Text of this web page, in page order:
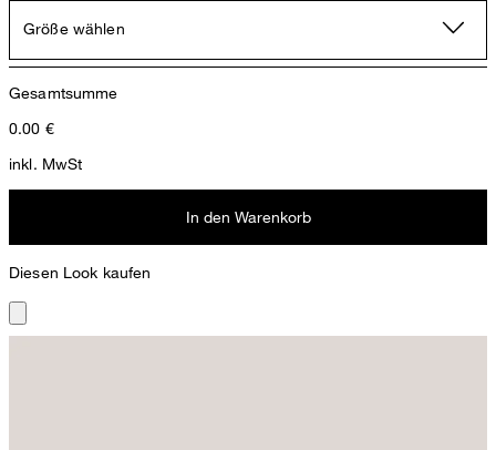
Größe wählen
Gesamtsumme
0.00 €
inkl. MwSt
In den Warenkorb
Diesen Look kaufen